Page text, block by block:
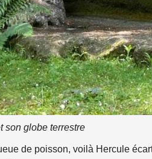
son globe terrestre
de poisson, voilà Hercule